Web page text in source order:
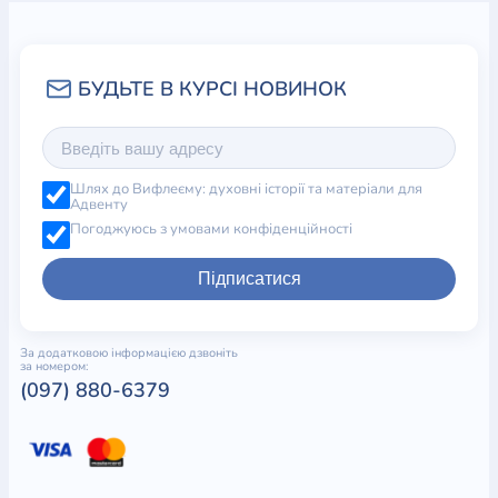
Шлях до Вифлеєму: духовні історії та матеріали для
Адвенту
Погоджуюсь з умовами конфіденційності
Підписатися
За додатковою інформацією дзвоніть
за номером:
(097) 880-6379